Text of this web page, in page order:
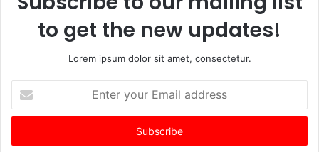
to get the new updates!
Lorem ipsum dolor sit amet, consectetur.
your
Email